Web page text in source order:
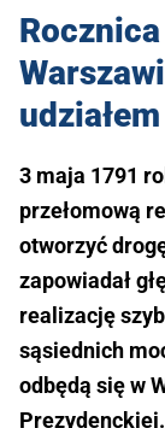
3 maja 1791
przełomową
otworzyć
zapowiadał
realizację
sąsiednich
odbędą się w
Prezydenckiej.